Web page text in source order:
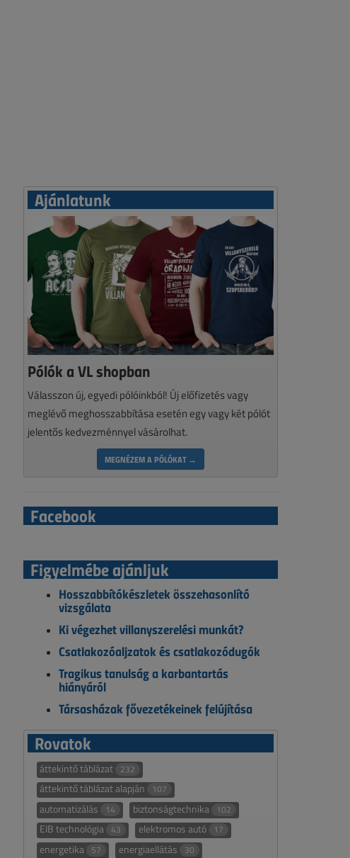
Ajánlatunk
Pólók a VL shopban
Válasszon új, egyedi pólóinkból! Új előfizetés vagy
meglévő meghosszabbítása esetén egy vagy két pólót
jelentős kedvezménnyel vásárolhat.
MEGNÉZEM A PÓLÓKAT →
Facebook
Figyelmébe ajánljuk
Hosszabbítókészletek összehasonlító
vizsgálata
Ki végezhet villanyszerelési munkát?
Csatlakozóaljzatok és csatlakozódugók
Tragikus tanulság a karbantartás
hiányáról
Társasházak fővezetékeinek felújítása
Rovatok
áttekintő táblázat 232
áttekintő táblázat alapján 107
automatizálás 14 biztonságtechnika 102
EIB technológia 43 elektromos autó 17
energetika 57 energiaellátás 30